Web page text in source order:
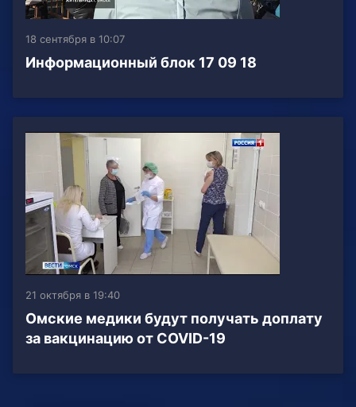
18 сентября в 10:07
Информационный блок 17 09 18
21 октября в 19:40
Омские медики будут получать доплату
за вакцинацию от COVID-19